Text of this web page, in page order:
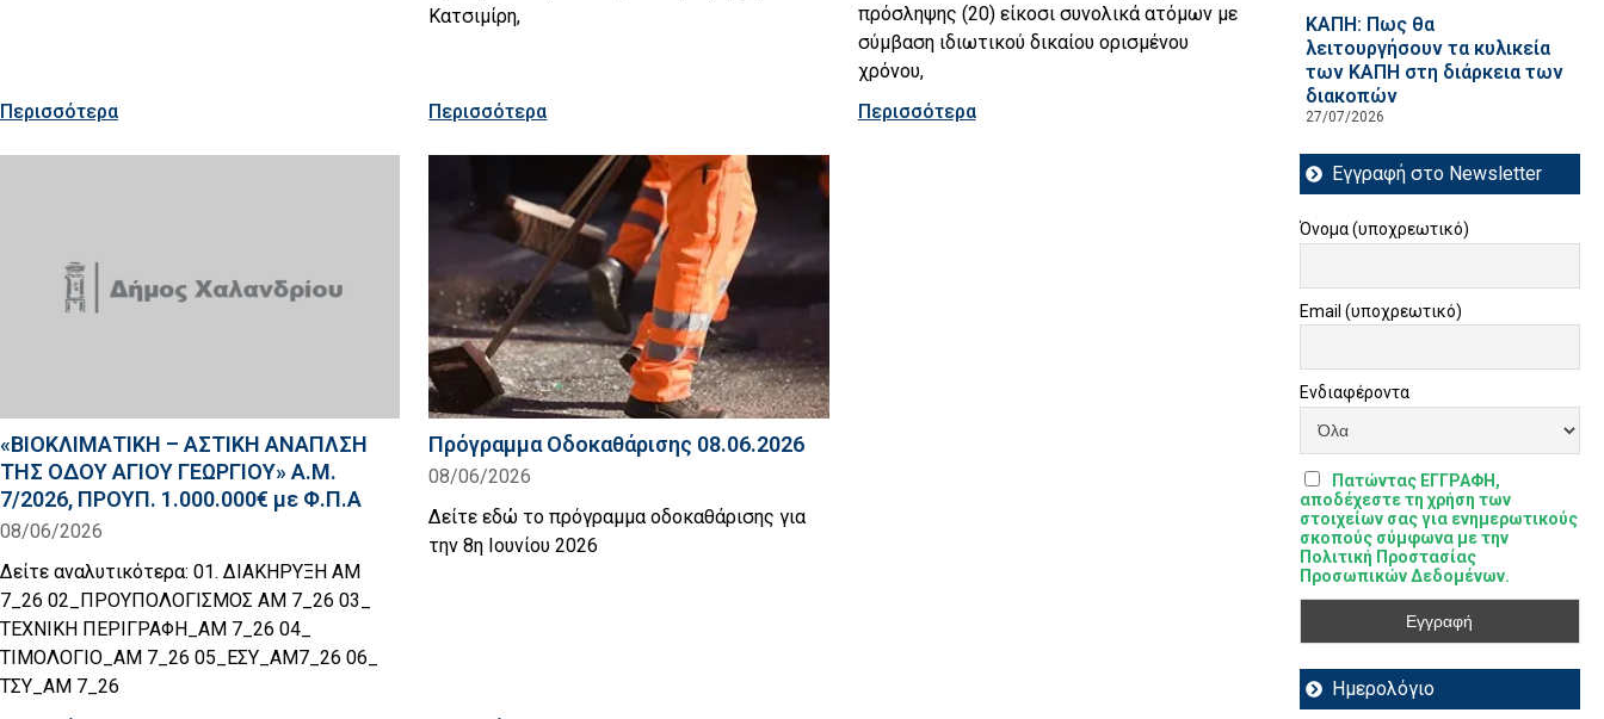
Περισσότερα
Κατσιμίρη,
Περισσότερα
πρόσληψης (20) είκοσι συνολικά ατόμων με
σύμβαση ιδιωτικού δικαίου ορισμένου
χρόνου,
Περισσότερα
«ΒΙΟΚΛΙΜΑΤΙΚΗ – ΑΣΤΙΚΗ ΑΝΑΠΛΣΗ
ΤΗΣ ΟΔΟΥ ΑΓΙΟΥ ΓΕΩΡΓΙΟΥ» Α.Μ.
7/2026, ΠΡΟΥΠ. 1.000.000€ με Φ.Π.Α
08/06/2026
Δείτε αναλυτικότερα: 01. ΔΙΑΚΗΡΥΞΗ ΑΜ
7_26 02_ΠΡΟΥΠΟΛΟΓΙΣΜΟΣ ΑΜ 7_26 03_
ΤΕΧΝΙΚΗ ΠΕΡΙΓΡΑΦΗ_ΑΜ 7_26 04_
ΤΙΜΟΛΟΓΙΟ_ΑΜ 7_26 05_ΕΣΥ_ΑΜ7_26 06_
ΤΣΥ_ΑΜ 7_26
Πρόγραμμα Οδοκαθάρισης 08.06.2026
08/06/2026
Δείτε εδώ το πρόγραμμα οδοκαθάρισης για
την 8η Ιουνίου 2026
ΚΑΠΗ: Πως θα
λειτουργήσουν τα κυλικεία
των ΚΑΠΗ στη διάρκεια των
διακοπών
27/07/2026
Εγγραφή στο Newsletter
Όνομα (υποχρεωτικό)
Email (υποχρεωτικό)
Ενδιαφέροντα
Πατώντας ΕΓΓΡΑΦΗ,
αποδέχεστε τη χρήση των
στοιχείων σας για ενημερωτικούς
σκοπούς σύμφωνα με την
Πολιτική Προστασίας
Προσωπικών Δεδομένων.
Ημερολόγιο